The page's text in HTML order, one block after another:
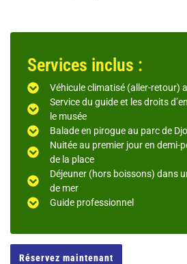
Services inclus :
Véhicule climatisé (aller-retour)
Service du guide et les droits
le musée
Balade en pirogue au parc de
Nuitée au premier jour en demi-
de la place
Déjeuner (hors boissons) dans
de mer
Guide professionnel
Réservez maintenant